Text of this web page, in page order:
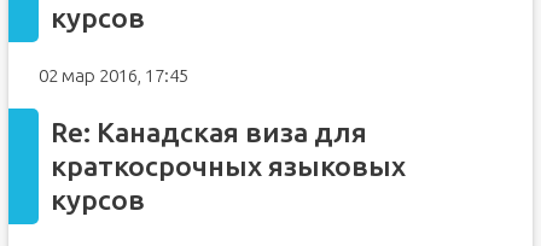
курсов
02 мар 2016, 17:45
Re: Канадская виза для
краткосрочных языковых
курсов